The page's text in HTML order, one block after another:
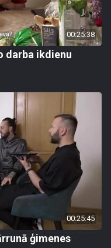
00:25:38
darba ikdienu
00:25:45
ģimenes